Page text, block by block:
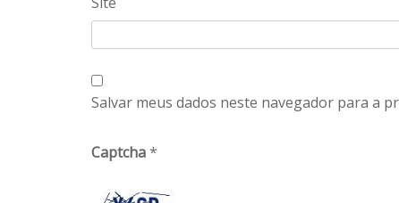
Salvar meus dados neste navegador para a
Captcha*